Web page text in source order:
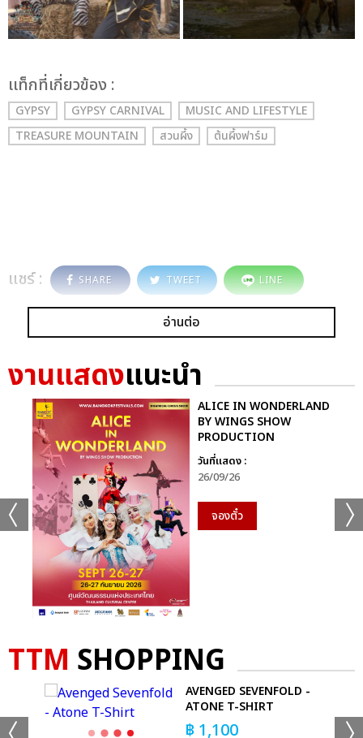
เเท็กที่เกี่ยวข้อง :
GYPSY GYPSY CARNIVAL
MUSIC AND LIFESTYLE
TREASURE MOUNTAIN
สวนผึ้ง ต้นผึ้งฟาร์ม
แชร์ : SHARE TWEET LINE
อ่านต่อ
งานแสดงแนะนำ
ALICE IN WONDERLAND
BY WINGS SHOW
PRODUCTION
วันที่แสดง :
26/09/26
จองตั๋ว
TTM SHOPPING
AVENGED SEVENFOLD -
ATONE T-SHIRT
฿ 1,100